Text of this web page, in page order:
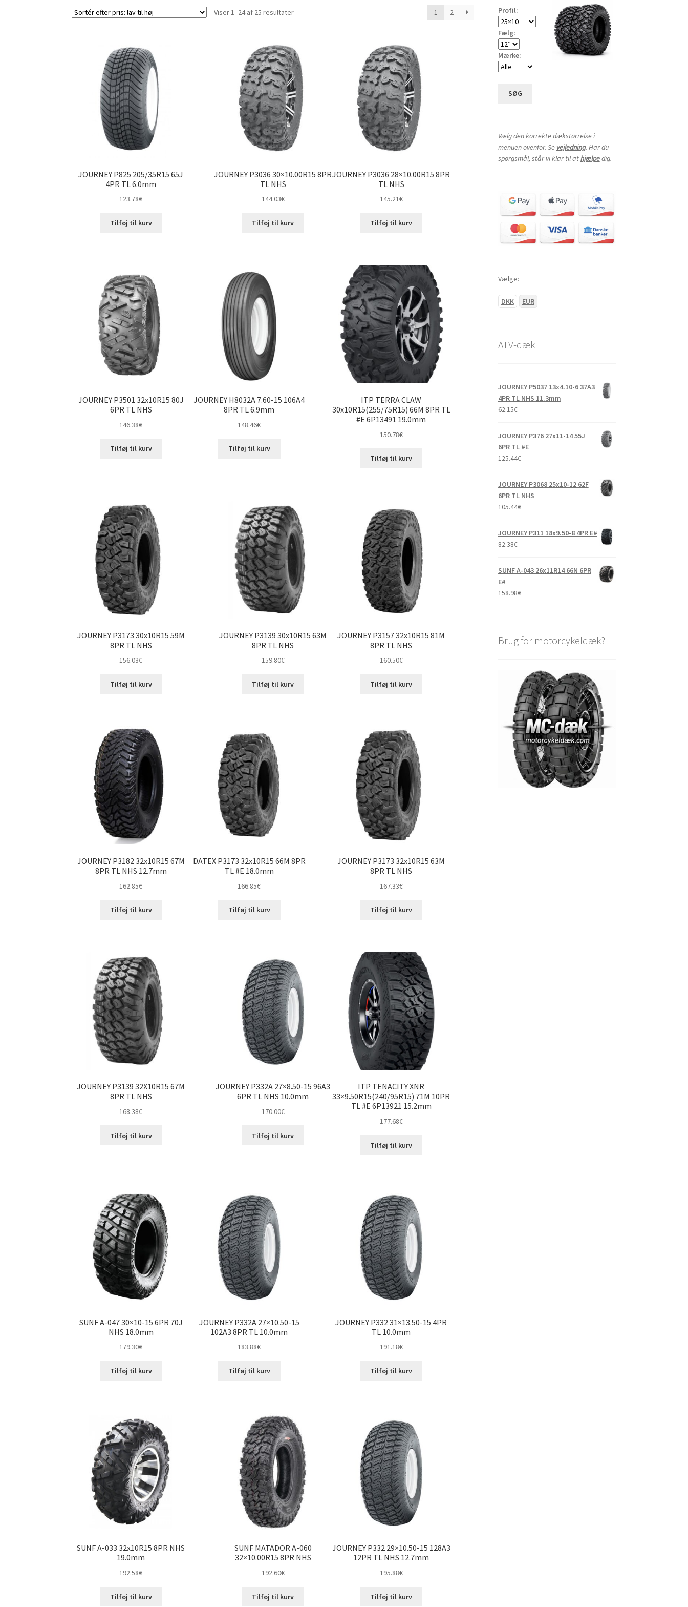
Viser 1–24 af 25 resultaterSorteret
til
høj
1 2
JOURNEY P825 205/35R15 65J
4PR TL 6.0mm
123.78€
Tilføj til kurv
JOURNEY P3036 30×10.00R15 8PR
TL NHS
144.03€
Tilføj til kurv
JOURNEY P3036 28×10.00R15 8PR
TL NHS
145.21€
Tilføj til kurv
JOURNEY P3501 32x10R15 80J
6PR TL NHS
146.38€
Tilføj til kurv
JOURNEY H8032A 7.60-15 106A4
8PR TL 6.9mm
148.46€
Tilføj til kurv
ITP TERRA CLAW
30x10R15(255/75R15) 66M 8PR TL
#E 6P13491 19.0mm
150.78€
Tilføj til kurv
JOURNEY P3173 30x10R15 59M
8PR TL NHS
156.03€
Tilføj til kurv
JOURNEY P3139 30x10R15 63M
8PR TL NHS
159.80€
Tilføj til kurv
JOURNEY P3157 32x10R15 81M
8PR TL NHS
160.50€
Tilføj til kurv
JOURNEY P3182 32x10R15 67M
8PR TL NHS 12.7mm
162.85€
Tilføj til kurv
DATEX P3173 32x10R15 66M 8PR
TL #E 18.0mm
166.85€
Tilføj til kurv
JOURNEY P3173 32x10R15 63M
8PR TL NHS
167.33€
Tilføj til kurv
JOURNEY P3139 32X10R15 67M
8PR TL NHS
168.38€
Tilføj til kurv
JOURNEY P332A 27×8.50-15 96A3
6PR TL NHS 10.0mm
170.00€
Tilføj til kurv
ITP TENACITY XNR
33×9.50R15(240/95R15) 71M 10PR
TL #E 6P13921 15.2mm
177.68€
Tilføj til kurv
SUNF A-047 30×10-15 6PR 70J
NHS 18.0mm
179.30€
Tilføj til kurv
JOURNEY P332A 27×10.50-15
102A3 8PR TL 10.0mm
183.88€
Tilføj til kurv
JOURNEY P332 31×13.50-15 4PR
TL 10.0mm
191.18€
Tilføj til kurv
SUNF A-033 32x10R15 8PR NHS
19.0mm
192.58€
Tilføj til kurv
SUNF MATADOR A-060
32×10.00R15 8PR NHS
192.60€
Tilføj til kurv
JOURNEY P332 29×10.50-15 128A3
12PR TL NHS 12.7mm
195.88€
Tilføj til kurv
Profil:
Fælg:
Mærke:
SØG
Vælg den korrekte dækstørrelse i
menuen ovenfor. Se vejledning. Har du
spørgsmål, står vi klar til athjælpedig.
Vælge:
DKK EUR
ATV-dæk
JOURNEY P5037 13x4.10-6 37A3
4PR TL NHS 11.3mm
62.15€
JOURNEY P376 27x11-14 55J
6PR TL #E
125.44€
JOURNEY P3068 25x10-12 62F
6PR TL NHS
105.44€
JOURNEY P311 18x9.50-8 4PR E#
82.38€
SUNF A-043 26x11R14 66N 6PR
E#
158.98€
Brug for motorcykeldæk?